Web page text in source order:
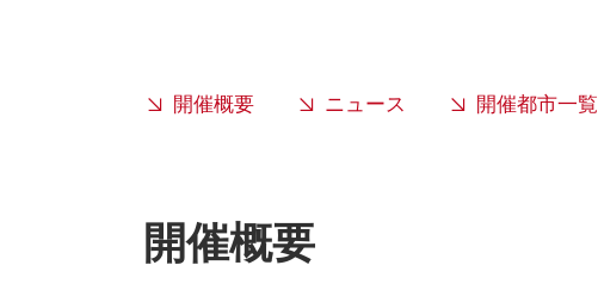
開催概要 ニュース 開催都市一覧
開催概要